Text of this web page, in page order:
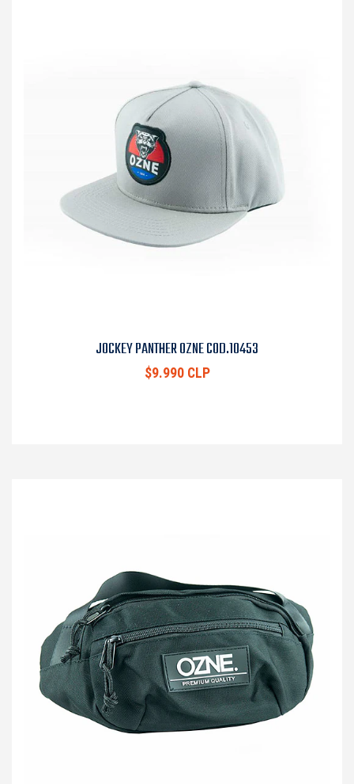
JOCKEY PANTHER OZNE COD.10453
$9.990 CLP